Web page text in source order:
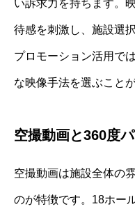
い訴求力を持ちます。
待感を刺激し、施設選
プロモーション活用で
な映像手法を選ぶこと
空撮動画と360度
空撮動画は施設全体の
のが特徴です。18ホー